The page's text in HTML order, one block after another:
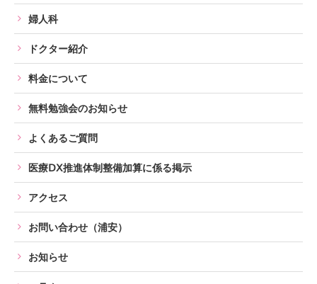
婦人科
ドクター紹介
料金について
無料勉強会のお知らせ
よくあるご質問
医療ⅮⅩ推進体制整備加算に係る掲示
アクセス
お問い合わせ（浦安）
お知らせ